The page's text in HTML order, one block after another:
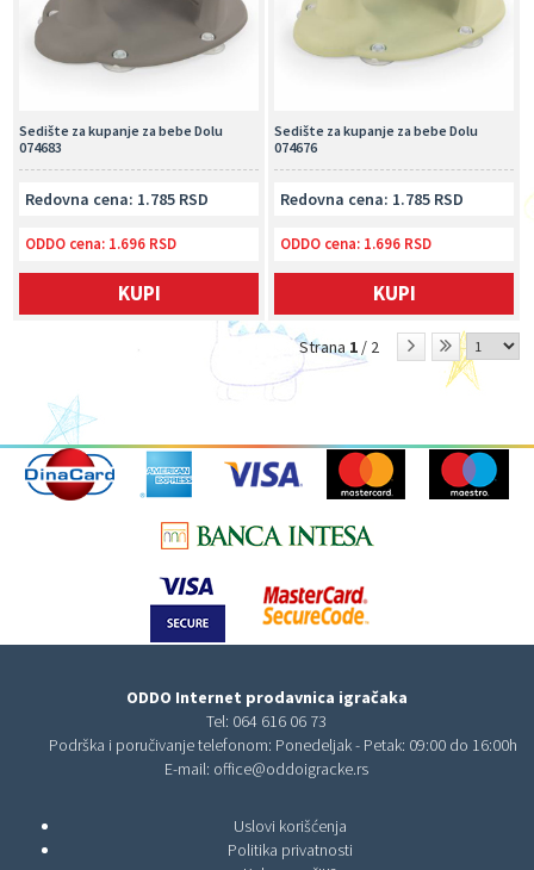
Sedište za kupanje za bebe Dolu
074676
Redovna cena: 1.785 RSD
ODDO cena: 1.696 RSD
KUPI
Sedište za kupanje za bebe Dolu
074683
Redovna cena: 1.785 RSD
ODDO cena: 1.696 RSD
KUPI
Strana1 / 2
ODDO Internet prodavnica igračaka
Tel: 064 616 06 73
Podrška i poručivanje telefonom: Ponedeljak - Petak: 09:00 do 16:00h
E-mail: office@oddoigracke.rs
Uslovi korišćenja
Politika privatnosti